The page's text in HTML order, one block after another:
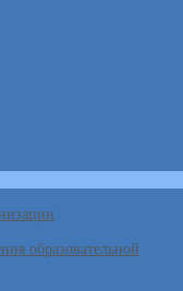
образовательной